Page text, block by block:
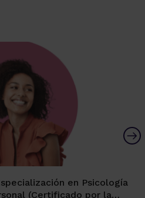
en Psicología
(Certificado por la